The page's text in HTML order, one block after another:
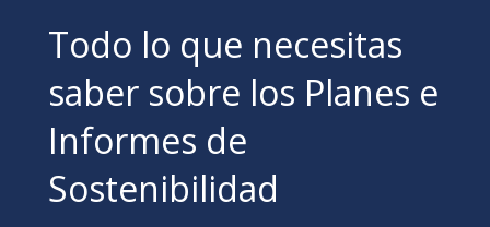
Todo lo que necesitas
saber sobre los Planes e
Informes de
Sostenibilidad